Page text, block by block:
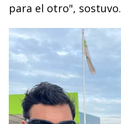
para el otro", sostuvo.